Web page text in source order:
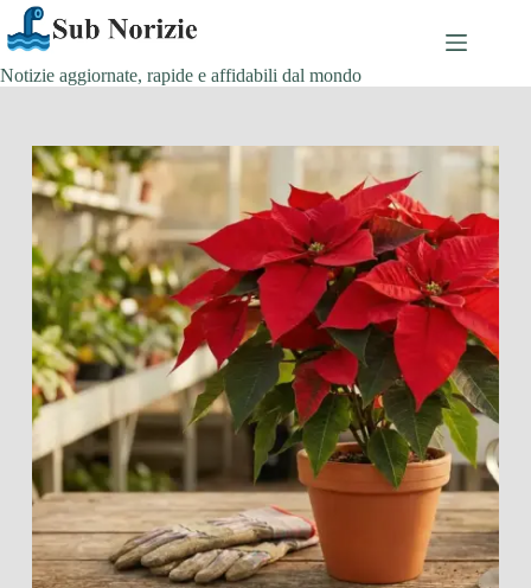
Salta
al
contenuto
Notizie aggiornate, rapide e affidabili dal mondo